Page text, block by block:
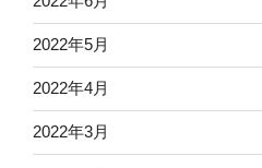
2022年5月
2022年4月
2022年3月